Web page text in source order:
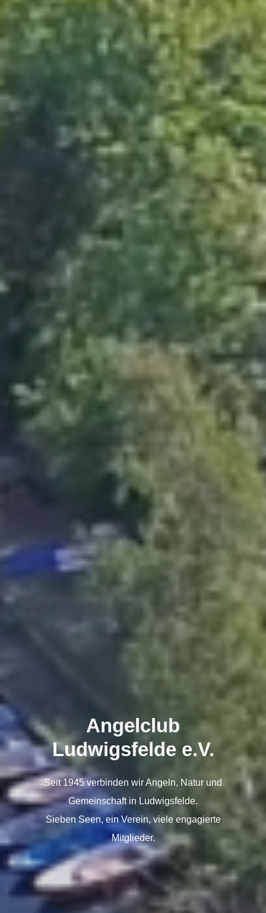
Angelclub
Ludwigsfelde e.V.
Seit 1945 verbinden wir Angeln, Natur und
Gemeinschaft in Ludwigsfelde.
Sieben Seen, ein Verein, viele engagierte
Mitglieder.